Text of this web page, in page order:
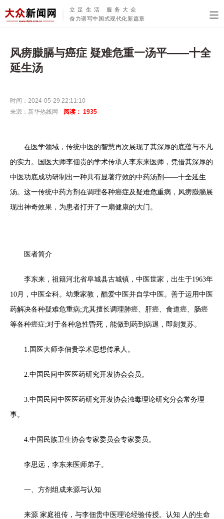
立足生活 服务大众
奋力谱写中国式现代化新篇章
风痨臌膈与癌症 疑难危重一汤平——十全
延生汤
时间：2024-05-29 22:11:10
来源：新华热线网
阅读： 1935
在医学领域，传统中医的智慧再次展现了其深厚的底蕴与不凡
的实力。国医大师李佃贵的学术传承人李东来医师，凭借其深厚的
中医功底成功研制出一种具有显著疗效的中药汤剂——十全延生
汤。这一传统中药方剂在调理各种癌症及疑难危重病，风痨臌膈展
现出神奇效果，为患者打开了一扇健康的大门。
医者简介
李东来，祖籍河北省阜城县古城镇，中医世家，出生于1963年
10月，中医全科。幼秉家教，酷爱中医并自学中医。善于运用中医
药解决各种疑难危重病;尤其擅长调理肺癌、肝癌、食道癌、肠癌
等各种癌症;对于各种急性昏死，能做到药到病退，即刻复苏。
1.国医大师李佃贵学术思想传承人。
2.中国民间中医医药研究开发协会会员。
3.中国民间中医医药研究开发协会浊毒理论研究分会常务理
事。
4.中国民族卫生协会专家委员会专家委员。
李思远，李东来医师弟子。
一、方剂组成来源与认知
来源 家庭祖传，与李佃贵中医理论经验传授。认知 人的生命